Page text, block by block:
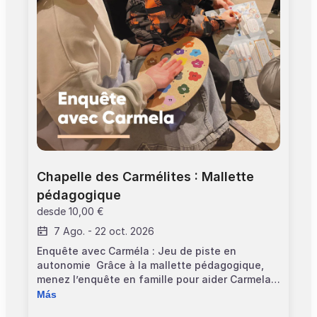
Chapelle des Carmélites : Mallette
pédagogique
desde 10,00 €
7 Ago. - 22 oct. 2026
Enquête avec Carméla : Jeu de piste en
autonomie Grâce à la mallette pédagogique,
menez l’enquête en famille pour aider Carmela,
un ange qui rêve de devenir l’ange gardien
Más